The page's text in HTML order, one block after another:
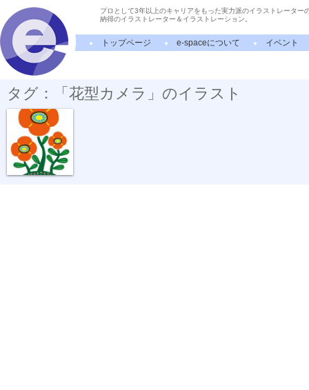
プロとして3年以上のキャリアをもった実力派のイラストレーター
納得のイラストレーター＆イラストレーション。
トップページ e-spaceについて イベント
タグ：「花型カメラ」のイラスト
監視する